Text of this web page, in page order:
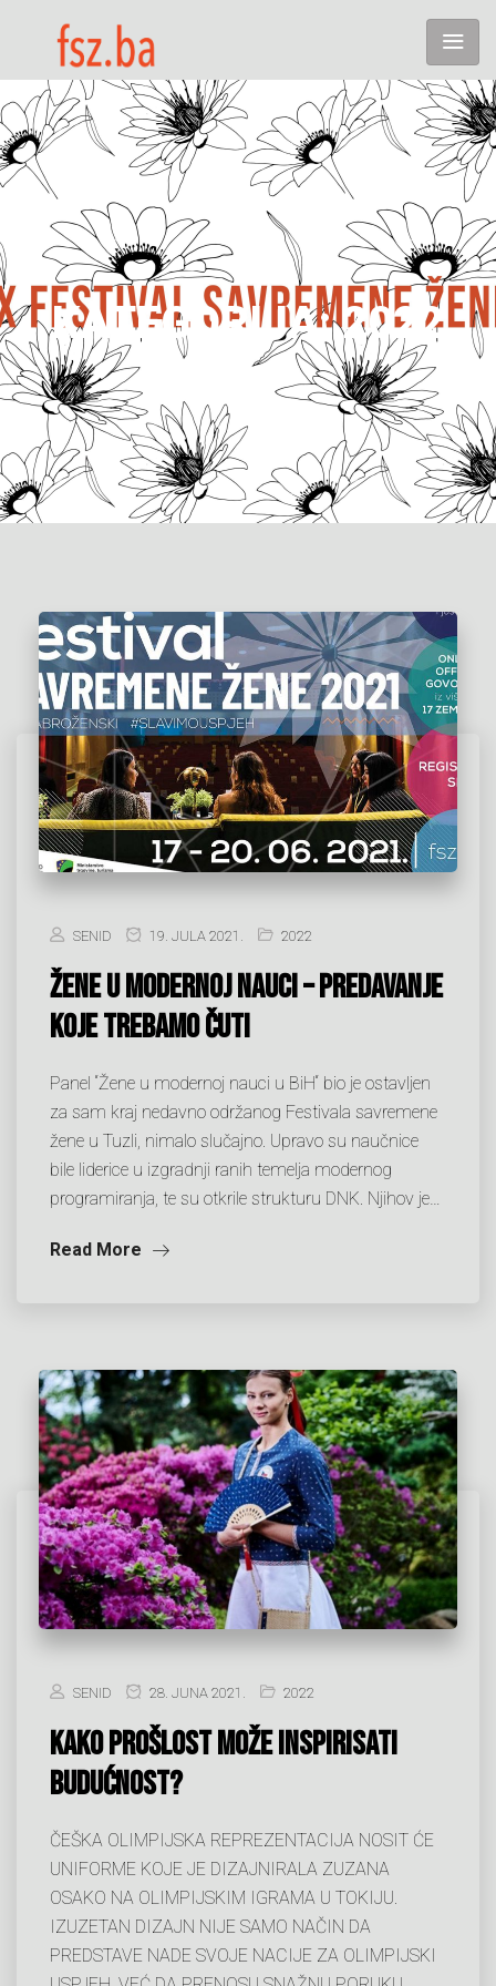
KATEGORIJA:2022
SENID 19. JULA 2021. 2022
ŽENE U MODERNOJ NAUCI – PREDAVANJE
KOJE TREBAMO ČUTI
Panel “Žene u modernoj nauci u BiH“ bio je ostavljen
za sam kraj nedavno održanog Festivala savremene
žene u Tuzli, nimalo slučajno. Upravo su naučnice
bile liderice u izgradnji ranih temelja modernog
programiranja, te su otkrile strukturu DNK. Njihov je…
Read More
SENID 28. JUNA 2021. 2022
KAKO PROŠLOST MOŽE INSPIRISATI
BUDUĆNOST?
ČEŠKA OLIMPIJSKA REPREZENTACIJA NOSIT ĆE
UNIFORME KOJE JE DIZAJNIRALA ZUZANA
OSAKO NA OLIMPIJSKIM IGRAMA U TOKIJU.
IZUZETAN DIZAJN NIJE SAMO NAČIN DA
PREDSTAVE NADE SVOJE NACIJE ZA OLIMPIJSKI